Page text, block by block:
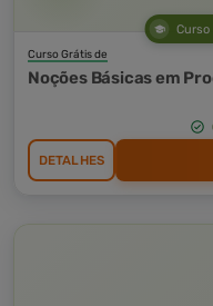
Curso
Curso Grátis de
Noções Básicas em
DETALHES